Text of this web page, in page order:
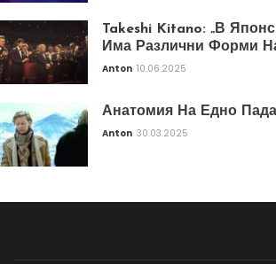
Takeshi Kitano: „В
Има Различни Форми
Anton 10.06.2025
Анатомия На Едно
Anton 30.03.2025